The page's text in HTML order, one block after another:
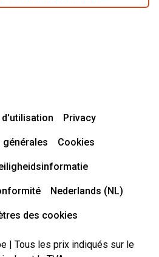
Privacy
générales Cookies
Nederlands (NL)
des cookies
| Tous les prix indiqués sur le